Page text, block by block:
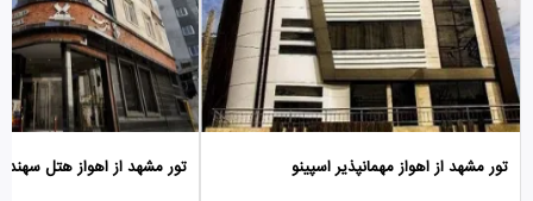
تور مشهد از اهواز مهمانپذیر اسپینو تور مشهد از اهواز هتل سهند